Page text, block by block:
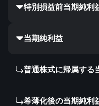
特別損益前当期純利
当期純利益
普通株式に帰属する
希薄化後の当期純利